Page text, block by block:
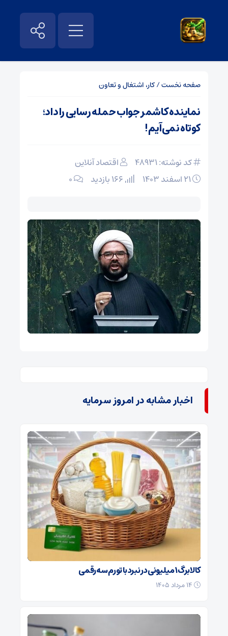
صفحه نخست/کار، اشتغال و تعاون
نماینده کاشمر جواب حمله رسایی را داد؛
کوتاه نمی‌آیم!
کد نوشته: 48931
اقتصاد آنلاین
۰
اخبار مشابه در امروز سرمایه
کالابرگ ۱ میلیونی در نبرد با تورم سه‌رقمی